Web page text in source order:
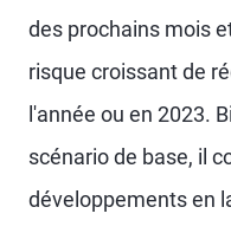
des prochains mois
risque croissant de
l'année ou en 2023.
scénario de base, il
développements en